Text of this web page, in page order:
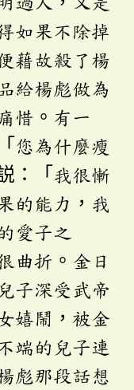
如果不除掉
藉故殺了楊
給楊彪做為
惜。有一
您為什麼瘦
：「我很慚
的能力，我
愛子之
曲折。金日
子深受武帝
嬉鬧，被金
端的兒子連
彪那段話想